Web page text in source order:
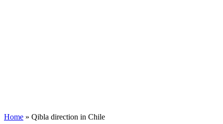
Home » Qibla direction in Chile